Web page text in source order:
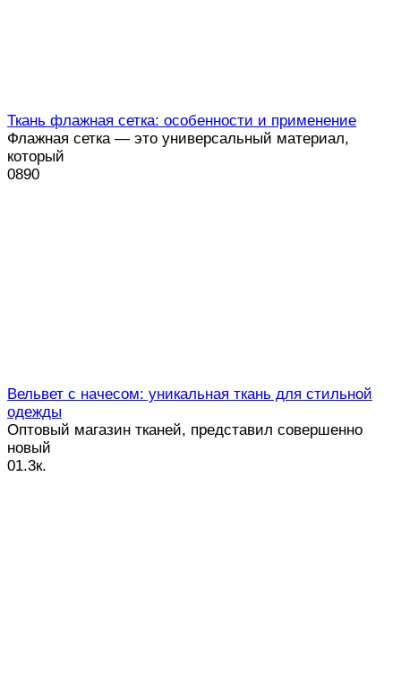
Ткань флажная сетка: особенности и применение
Флажная сетка — это универсальный материал,
который
0890
Вельвет с начесом: уникальная ткань для стильной
одежды
Оптовый магазин тканей, представил совершенно
новый
01.3к.